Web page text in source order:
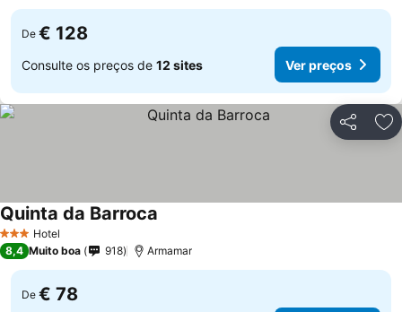
De € 128
Consulte os preços de 12 sites Ver preços
Partilhar
3 EstrelasHotel
Quinta da Barroca
8,4 Muito boa 918 Armamar
De € 78